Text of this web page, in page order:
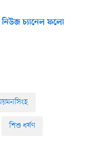
চ্যানেল ফলো
শিশু ধর্ষণ